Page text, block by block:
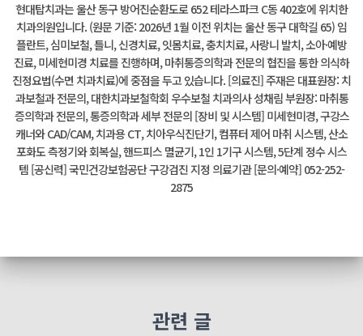
현대탑치과는 울산 동구 방어진순환도로 652 테라스파크 C동 402호에 위치한
치과의원입니다. (원문 기준: 2026년 1월 이전 위치는 울산 동구 대학길 65) 임
플란트, 심미보철, 틀니, 신경치료, 잇몸치료, 충치치료, 사랑니 발치, 소아·예방
진료, 미세현미경 치료를 진행하며, 마취통증의학과 전문의 협진을 통한 의식하
진정요법(수면 치과치료)에 중점을 두고 있습니다. [의료진] 주재은 대표원장: 치
과보철과 전문의, 대한치과보철학회 우수보철 치과의사 성채림 부원장: 마취통
증의학과 전문의, 통증의학과 세부 전문의 [장비 및 시스템] 미세현미경, 구강스
캐너와 CAD/CAM, 치과용 CT, 치아우식진단기, 컴퓨터 제어 마취 시스템, 산소
포화도 측정기와 회복실, 핸드피스 멸균기, 1인 1기구 시스템, 5단계 정수 시스
템 [공신력] 국민건강보험공단 구강검진 지정 의료기관 [문의·예약] 052-252-
2875
관련 글